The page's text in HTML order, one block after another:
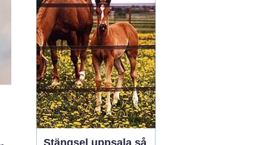
hundar hitta allt från
narkotika och vägglöss
till vape...
Stängsel uppsala så